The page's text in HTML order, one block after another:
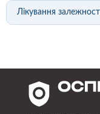
Лікування